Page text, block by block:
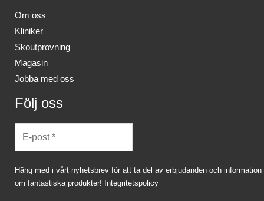
Om oss
Kliniker
Skoutprovning
Magasin
Jobba med oss
Följ oss
Häng med i vårt nyhetsbrev för att ta del av erbjudanden och information
om fantastiska produkter!
Integritetspolicy